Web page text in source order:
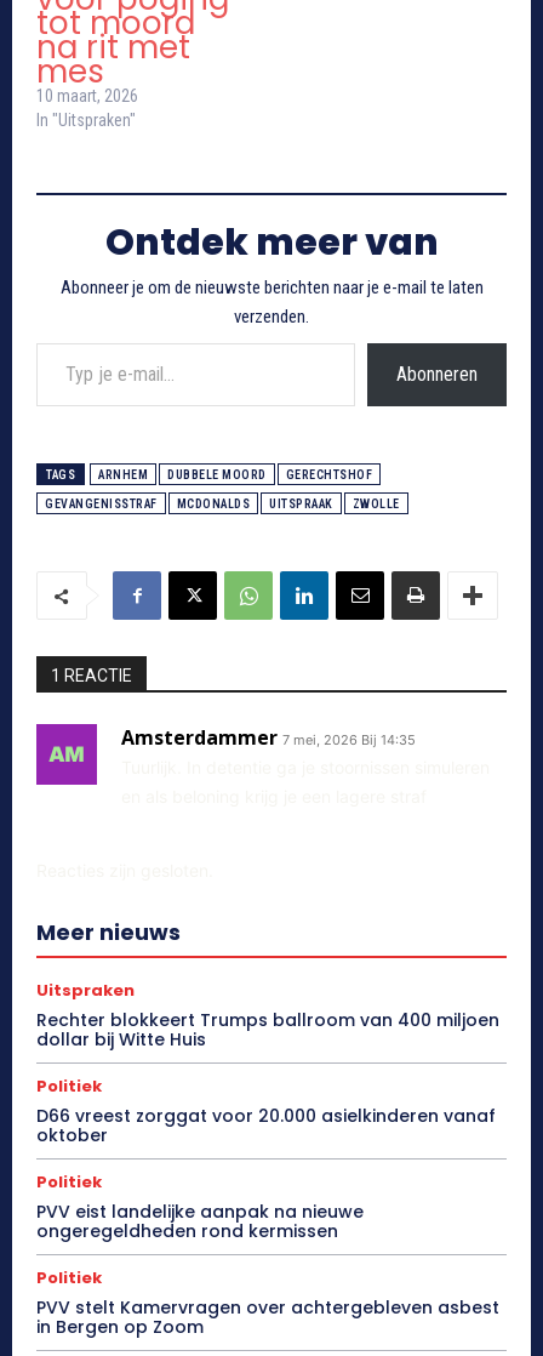
tot moord
na rit met
mes
10 maart, 2026
In "Uitspraken"
Ontdek meer van
Abonneer je om de nieuwste berichten naar je e-mail te laten
verzenden.
Typ je e-mail...
Abonneren
TAGS ARNHEM DUBBELE MOORD GERECHTSHOF
GEVANGENISSTRAF MCDONALDS UITSPRAAK ZWOLLE
1 REACTIE
Amsterdammer 7 mei, 2026 Bij 14:35
Meer nieuws
Uitspraken
Rechter blokkeert Trumps ballroom van 400 miljoen
dollar bij Witte Huis
Politiek
D66 vreest zorggat voor 20.000 asielkinderen vanaf
oktober
Politiek
PVV eist landelijke aanpak na nieuwe
ongeregeldheden rond kermissen
Politiek
PVV stelt Kamervragen over achtergebleven asbest
in Bergen op Zoom